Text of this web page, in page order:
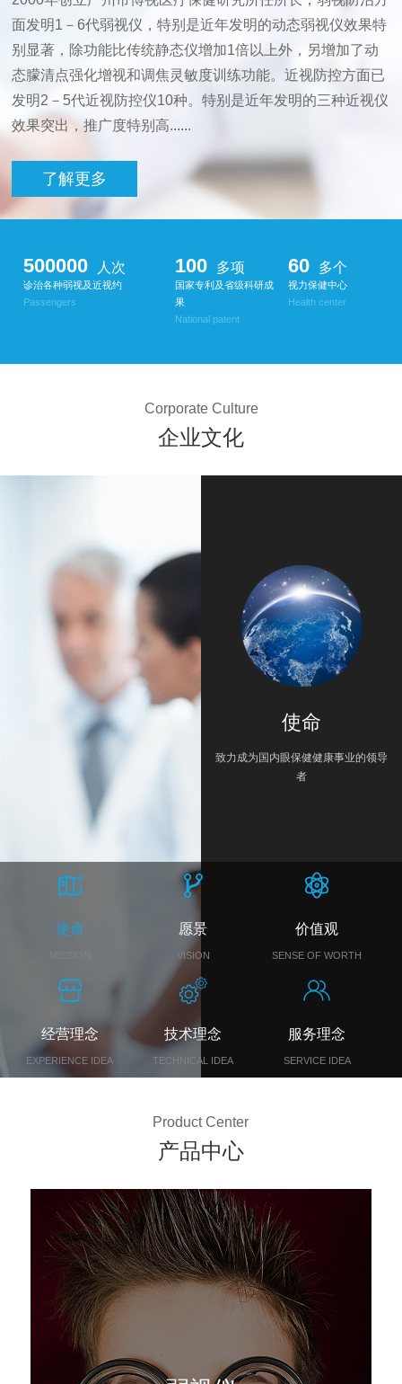
面发明1－6代弱视仪，特别是近年发明的动态弱视仪效果特
别显著，除功能比传统静态仪增加1倍以上外，另增加了动
态朦清点强化增视和调焦灵敏度训练功能。近视防控方面已
发明2－5代近视防控仪10种。特别是近年发明的三种近视仪
效果突出，推广度特别高......
了解更多
500000 人次
诊治各种弱视及近视约
Passengers
100 多项
国家专利及省级科研成
果
National patent
60 多个
视力保健中心
Health center
Corporate Culture
企业文化
使命 愿景
VISION
价值观
SENSE OF WORTH
经营理念
EXPERIENCE IDEA
技术理念
TECHNICAL IDEA
服务理念
SERVICE IDEA
使命
致力成为国内眼保健健康事业的领导
者
Product Center
产品中心